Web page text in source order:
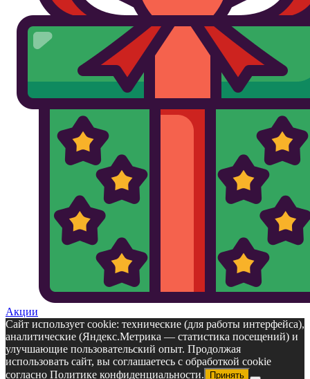
Акции
Сайт использует cookie: технические (для работы интерфейса),
аналитические (Яндекс.Метрика — статистика посещений) и
улучшающие пользовательский опыт. Продолжая
использовать сайт, вы соглашаетесь с обработкой cookie
согласно Политике конфиденциальности.
Принять